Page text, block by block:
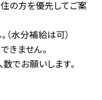
住の方を優先してご案
（水分補給は可）
きません。
でお願いします。